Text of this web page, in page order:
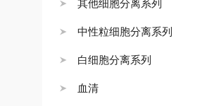
其他细胞分离系列
中性粒细胞分离系列
白细胞分离系列
血清